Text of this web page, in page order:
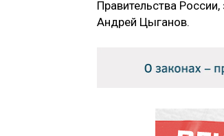
Правительства
Андрей Цыганов.